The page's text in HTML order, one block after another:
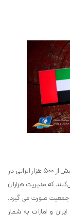
بر اساس آمارهای به دست آمده از سال ۱۳۹۳ تا کنون بیش از ۵۰۰ هزار ایرانی در
می‌کنند که مدیریت هزاران
صورت می گیرد.
و امارات به شمار